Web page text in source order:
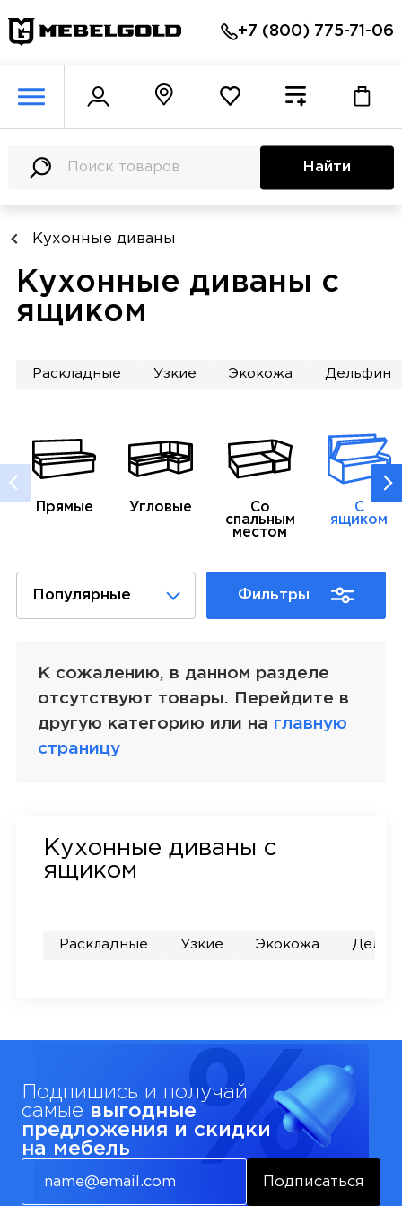
+7 (800) 775-71-06
Найти
Кухонные диваны
Кухонные диваны с
ящиком
Раскладные Узкие Экокожа Дельфин
Прямые Угловые
Со
спальным
местом
С
ящиком
Популярные Фильтры
К сожалению, в данном разделе
отсутствуют товары. Перейдите в
другую категорию или на главную
страницу
Кухонные диваны с
ящиком
Раскладные Узкие Экокожа
Подпишись и получай
самые выгодные
предложения и скидки
на мебель
Подписаться